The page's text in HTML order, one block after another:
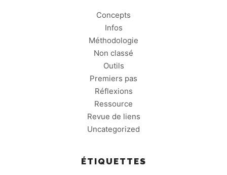
Concepts
Infos
Méthodologie
Non classé
Outils
Premiers pas
Réflexions
Ressource
Revue de liens
Uncategorized
ÉTIQUETTES